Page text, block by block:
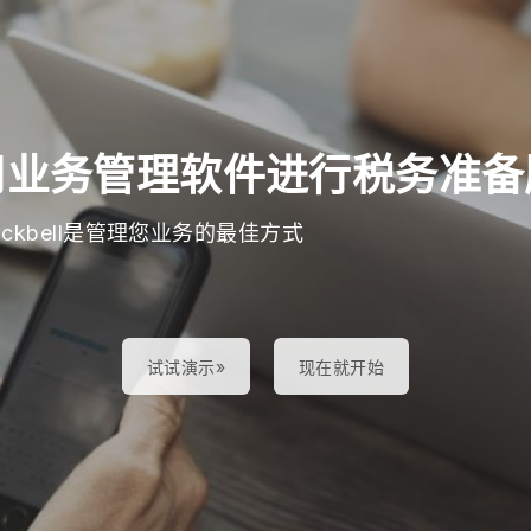
务管理软件进行税务准
是管理您业务的最佳方式
试试演示» 现在就开始